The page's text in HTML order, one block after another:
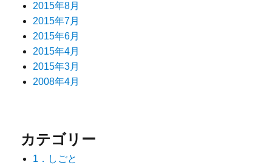
2015年8月
2015年7月
2015年6月
2015年4月
2015年3月
2008年4月
カテゴリー
1．しごと